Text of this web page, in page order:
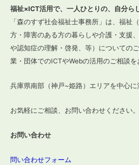
ビ
ゲ
ー
シ
ョ
ン
福祉×ICT活用で、一人ひとりの、自分ら
「森のすず社会福祉士事務所」は、福祉
方・障害のある方の暮らしや介護・支援
や認知症の理解・啓発、等）についての
業・団体でのICTやWebの活用のご相談を
兵庫県南部（神戸~姫路）エリアを中心に
お気軽にご相談、お問い合わせください。
お問い合わせ
問い合わせフォーム